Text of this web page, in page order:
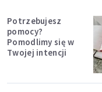
Potrzebujesz
pomocy?
Pomodlimy się w
Twojej intencji